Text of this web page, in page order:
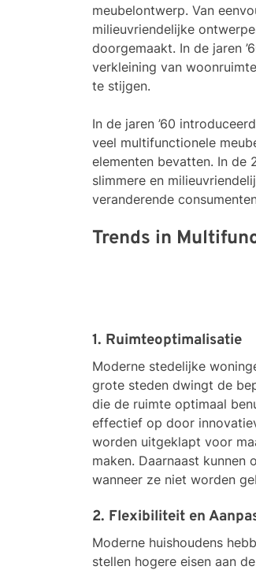
meubelontwerp. Van
milieuvriendelijke
doorgemaakt. In de jaren
verkleining van
te stijgen.
In de jaren ’60
veel multifunctionele
elementen bevatten. In de
slimmere en
veranderende
Trends in
1. Ruimteoptimalisatie
Moderne stedelijke
grote steden dwingt de
die de ruimte optimaal
effectief op door
worden uitgeklapt voor
maken. Daarnaast
wanneer ze niet worden
2. Flexibiliteit en
Moderne huishoudens
stellen hogere eisen aan